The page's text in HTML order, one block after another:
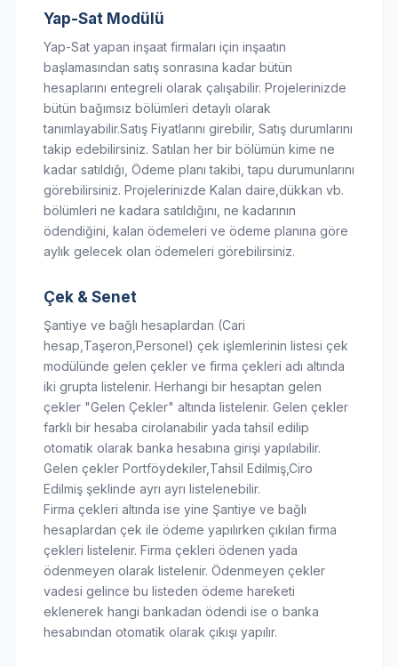
Yap-Sat Modülü
Yap-Sat yapan inşaat firmaları için inşaatın
başlamasından satış sonrasına kadar bütün
hesaplarını entegreli olarak çalışabilir. Projelerinizde
bütün bağımsız bölümleri detaylı olarak
tanımlayabilir.Satış Fiyatlarını girebilir, Satış durumlarını
takip edebilirsiniz. Satılan her bir bölümün kime ne
kadar satıldığı, Ödeme planı takibi, tapu durumunlarını
görebilirsiniz. Projelerinizde Kalan daire,dükkan vb.
bölümleri ne kadara satıldığını, ne kadarının
ödendiğini, kalan ödemeleri ve ödeme planına göre
aylık gelecek olan ödemeleri görebilirsiniz.
Çek & Senet
Şantiye ve bağlı hesaplardan (Cari
hesap,Taşeron,Personel) çek işlemlerinin listesi çek
modülünde gelen çekler ve firma çekleri adı altında
iki grupta listelenir. Herhangi bir hesaptan gelen
çekler "Gelen Çekler" altında listelenir. Gelen çekler
farklı bir hesaba cirolanabilir yada tahsil edilip
otomatik olarak banka hesabına girişi yapılabilir.
Gelen çekler Portföydekiler,Tahsil Edilmiş,Ciro
Edilmiş şeklinde ayrı ayrı listelenebilir.
Firma çekleri altında ise yine Şantiye ve bağlı
hesaplardan çek ile ödeme yapılırken çıkılan firma
çekleri listelenir. Firma çekleri ödenen yada
ödenmeyen olarak listelenir. Ödenmeyen çekler
vadesi gelince bu listeden ödeme hareketi
eklenerek hangi bankadan ödendi ise o banka
hesabından otomatik olarak çıkışı yapılır.